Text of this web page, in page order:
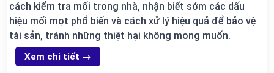
cách kiểm tra mối trong nhà, nhận biết sớm các dấu
hiệu mối mọt phổ biến và cách xử lý hiệu quả để bảo vệ
tài sản, tránh những thiệt hại không mong muốn.
Xem chi tiết →